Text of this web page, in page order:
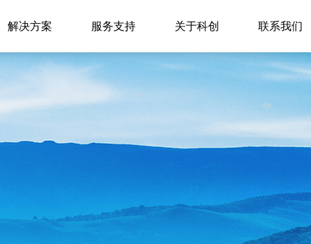
解决方案 服务支持 关于科创 联系我们